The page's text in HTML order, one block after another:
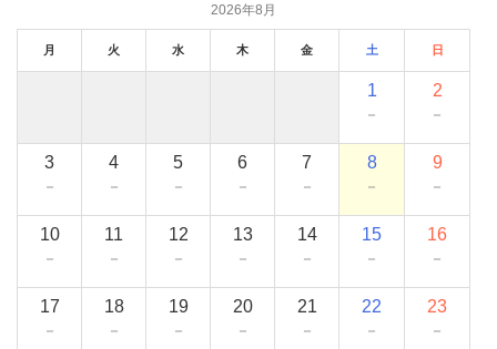
2026年8月
月 火 水 木 金 土 日
1
－
2
－
3
－
4
－
5
－
6
－
7
－
8
－
9
－
10
－
11
－
12
－
13
－
14
－
15
－
16
－
17
－
18
－
19
－
20
－
21
－
22
－
23
－